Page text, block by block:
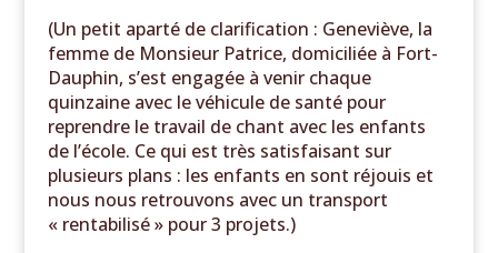
(Un petit aparté de clarification : Geneviève, la
femme de Monsieur Patrice, domiciliée à Fort-
Dauphin, s’est engagée à venir chaque
quinzaine avec le véhicule de santé pour
reprendre le travail de chant avec les enfants
de l’école. Ce qui est très satisfaisant sur
plusieurs plans : les enfants en sont réjouis et
nous nous retrouvons avec un transport
« rentabilisé » pour 3 projets.)